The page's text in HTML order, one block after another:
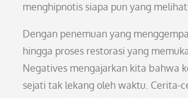
menghipnotis siapa pun yang
Dengan penemuan yang
hingga proses restorasi yang
Negatives mengajarkan kita bahwa
sejati tak lekang oleh waktu. Cerita-